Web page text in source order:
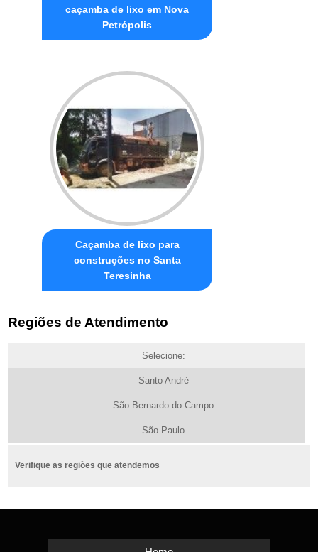
caçamba de lixo em Nova
Petrópolis
Caçamba de lixo para
construções no Santa
Teresinha
Regiões de Atendimento
Selecione:
Santo André
São Bernardo do Campo
São Paulo
Verifique as regiões que atendemos